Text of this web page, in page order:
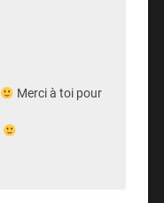
Merci à toi pour